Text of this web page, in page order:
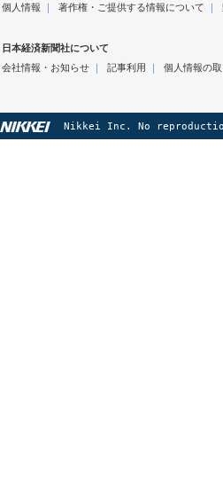
個人情報 ｜ 著作権・ご提供する情報について ｜
日本経済新聞社について
会社情報・お知らせ｜ 記事利用 ｜ 個人情報の
Nikkei Inc. No